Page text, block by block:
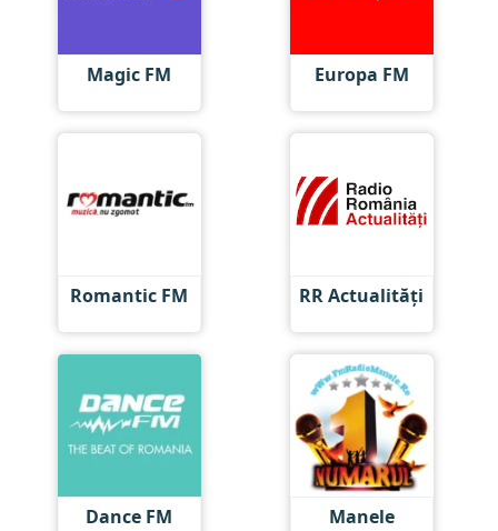
Magic FM Europa FM
Romantic FM RR Actualități
Dance FM Manele